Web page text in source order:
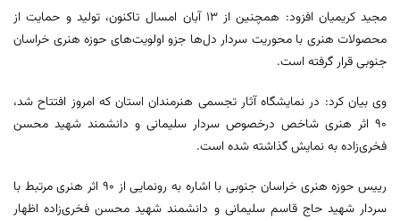
مجید کریمیان افزود: همچنین از ۱۳ آبان امسال تاکنون، تولید و حمایت از
محصولات هنری با محوریت سردار دل‌ها جزو اولویت‌های حوزه هنری خراسان
جنوبی قرار گرفته است.
وی بیان کرد: در نمایشگاه آثار تجسمی هنرمندان استان که امروز افتتاح شد،
۹۰ اثر هنری شاخص درخصوص سردار سلیمانی و دانشمند شهید محسن
فخری‌زاده به نمایش گذاشته شده است.
رییس حوزه هنری خراسان جنوبی با اشاره به رونمایی از ۹۰ اثر هنری مرتبط با
سردار شهید حاج قاسم سلیمانی و دانشمند شهید محسن فخری‌زاده اظهار